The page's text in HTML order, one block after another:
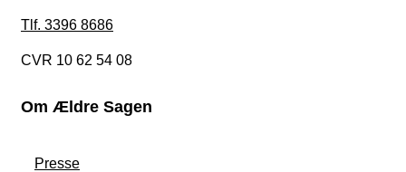
Tlf. 3396 8686
CVR 10 62 54 08
Om Ældre Sagen
Presse